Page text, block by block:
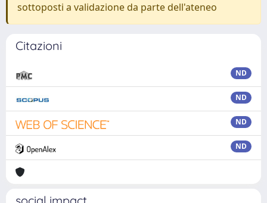
sottoposti a validazione da parte dell'ateneo
Citazioni
ND
ND
ND
ND